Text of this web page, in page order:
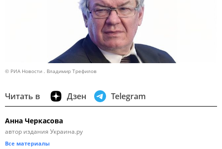
© РИА Новости . Владимир Трефилов
Читать в Дзен Telegram
Анна Черкасова
автор издания Украина.ру
Все материалы